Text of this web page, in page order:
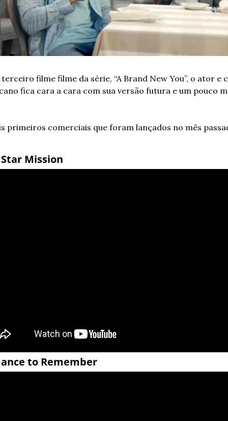
filme filme da série, “A Brand New You”, o ator e
fica cara a cara com sua versão futura e um pouco
primeiros comerciais que foram lançados no mês
Mission
to Remember